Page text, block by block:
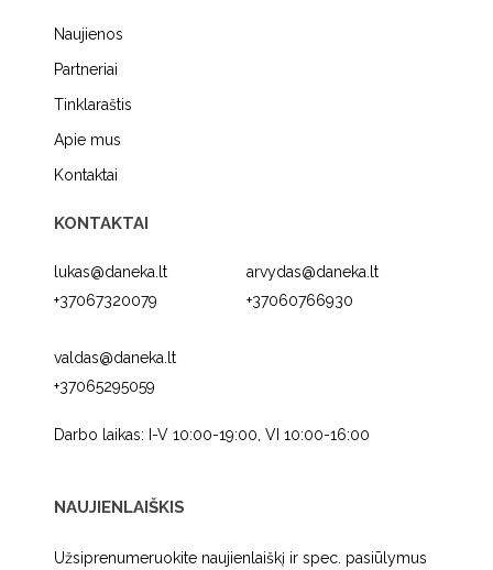
Naujienos
Partneriai
Tinklaraštis
Apie mus
Kontaktai
KONTAKTAI
lukas@daneka.lt
+37067320079
arvydas@daneka.lt
+37060766930
valdas@daneka.lt
+37065295059
Darbo laikas: I-V 10:00-19:00, VI 10:00-16:00
NAUJIENLAIŠKIS
Užsiprenumeruokite naujienlaiškį ir spec. pasiūlymus